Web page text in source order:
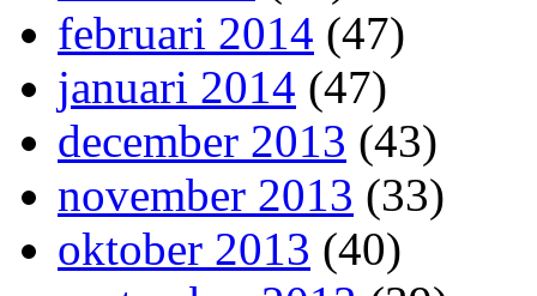
februari 2014 (47)
januari 2014 (47)
december 2013 (43)
november 2013 (33)
oktober 2013 (40)